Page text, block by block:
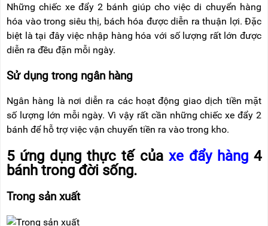
Những chiếc xe đẩy 2 bánh giúp cho việc di chuyển hàng
hóa vào trong siêu thị, bách hóa được diễn ra thuận lợi. Đặc
biệt là tại đây việc nhập hàng hóa với số lượng rất lớn được
diễn ra đều đặn mỗi ngày.
Sử dụng trong ngân hàng
Ngân hàng là nơi diễn ra các hoạt động giao dịch tiền mặt
số lượng lớn mỗi ngày. Vì vậy rất cần những chiếc xe đẩy 2
bánh để hỗ trợ việc vận chuyển tiền ra vào trong kho.
5 ứng dụng thực tế của xe đẩy hàng4
bánh trong đời sống.
Trong sản xuất